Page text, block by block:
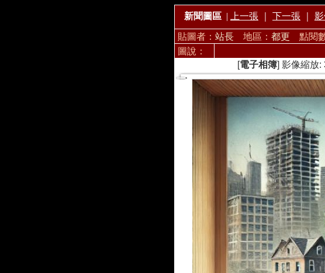
新聞圖區 | 上一張 下一張
貼圖者： 站長 地區： 都更 點閱
圖說：
[電子相簿] 影像縮放: